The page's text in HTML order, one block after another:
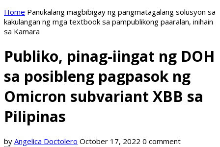
Home Panukalang magbibigay ng pangmatagalang solusyon sa
kakulangan ng mga textbook sa pampublikong paaralan, inihain
sa Kamara
Publiko, pinag-iingat ng DOH
sa posibleng pagpasok ng
Omicron subvariant XBB sa
Pilipinas
by Angelica Doctolero October 17, 2022 0 comment